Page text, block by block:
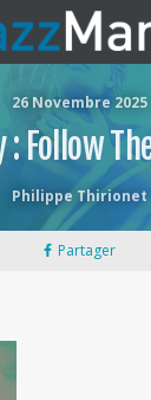
26 Novembre 2025
: Follow
Philippe Thirionet
Partager